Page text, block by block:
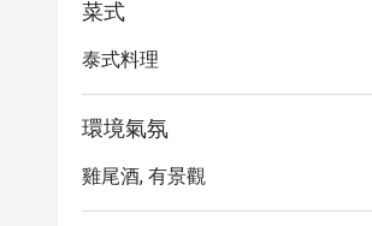
・透過 Eatigo 預訂 Chon Thai
菜式
泰式料理
環境氣氛
雞尾酒, 有景觀